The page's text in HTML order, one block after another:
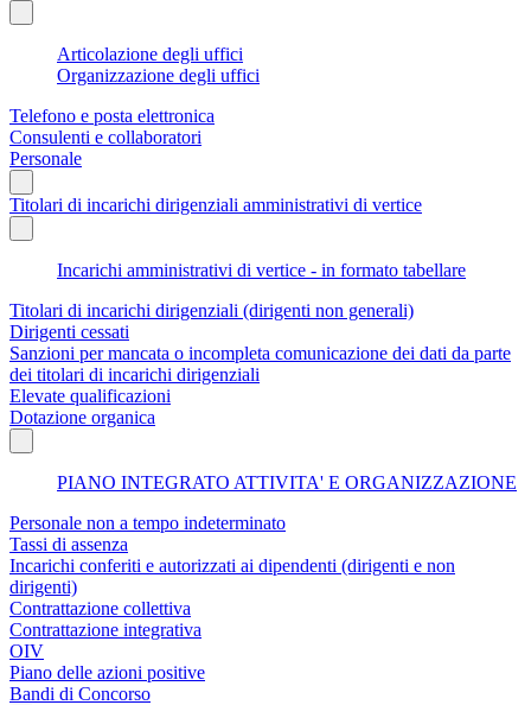
Articolazione degli uffici
Organizzazione degli uffici
Telefono e posta elettronica
Consulenti e collaboratori
Personale
Titolari di incarichi dirigenziali amministrativi di vertice
Incarichi amministrativi di vertice - in formato tabellare
Titolari di incarichi dirigenziali (dirigenti non generali)
Dirigenti cessati
Sanzioni per mancata o incompleta comunicazione dei dati da parte
dei titolari di incarichi dirigenziali
Elevate qualificazioni
Dotazione organica
PIANO INTEGRATO ATTIVITA' E ORGANIZZAZIONE
Personale non a tempo indeterminato
Tassi di assenza
Incarichi conferiti e autorizzati ai dipendenti (dirigenti e non
dirigenti)
Contrattazione collettiva
Contrattazione integrativa
OIV
Piano delle azioni positive
Bandi di Concorso